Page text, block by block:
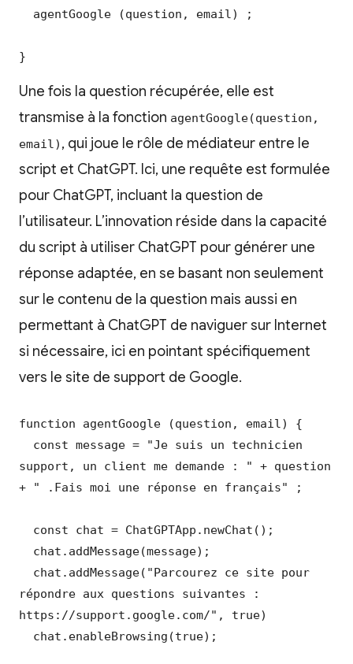
}
Une fois la question récupérée, elle est
transmise à la fonction agentGoogle(question,
email) , qui joue le rôle de médiateur entre le
script et ChatGPT. Ici, une requête est formulée
pour ChatGPT, incluant la question de
l’utilisateur. L’innovation réside dans la capacité
du script à utiliser ChatGPT pour générer une
réponse adaptée, en se basant non seulement
sur le contenu de la question mais aussi en
permettant à ChatGPT de naviguer sur Internet
si nécessaire, ici en pointant spécifiquement
vers le site de support de Google.
function agentGoogle (question, email) {
support, un client me demande : " + question
+ " .Fais moi une réponse en français" ;
répondre aux questions suivantes :
https://support.google.com/", true)